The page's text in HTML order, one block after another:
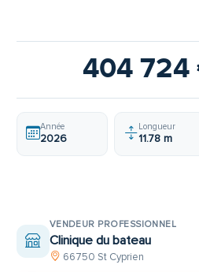
404 724
Année
2026
Longueur
11.78 m
VENDEUR PROFESSIONNEL
Clinique du bateau
66750 St Cyprien